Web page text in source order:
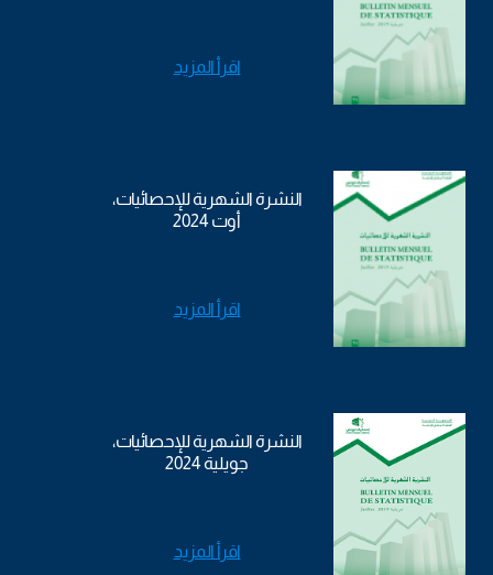
اقرأ المزيد
النشرة الشهرية للإحصائيات،
أوت 2024
اقرأ المزيد
النشرة الشهرية للإحصائيات،
جويلية 2024
اقرأ المزيد